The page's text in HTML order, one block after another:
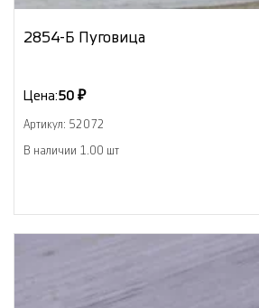
2854-Б Пуговица
Цена:50 ₽
Артикул: 52072
В наличии 1.00 шт